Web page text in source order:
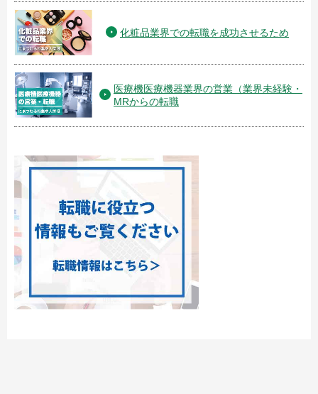
化粧品業界での転職を成功させるため
医療機医療機器業界の営業（業界未経験・
MRからの転職